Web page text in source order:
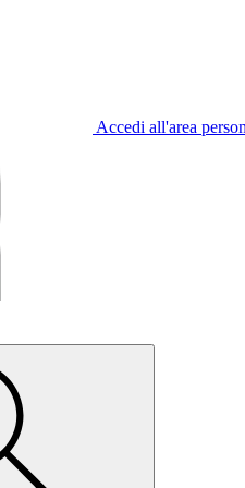
Accedi all'area